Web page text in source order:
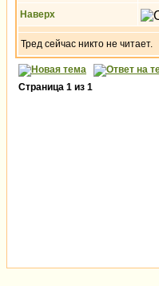
Наверх
Тред сейчас никто не читает.
Страница 1 из 1